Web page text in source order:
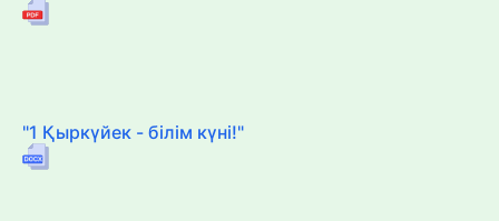
"1 Қыркүйек - білім күні!"